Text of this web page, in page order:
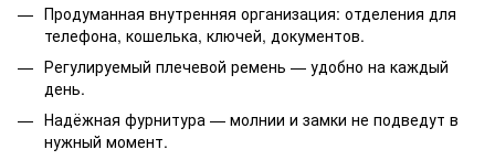
Продуманная внутренняя организация: отделения для
телефона, кошелька, ключей, документов.
Регулируемый плечевой ремень — удобно на каждый
день.
Надёжная фурнитура — молнии и замки не подведут в
нужный момент.